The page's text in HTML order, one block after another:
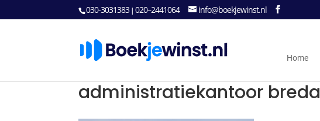
030-3031383|020–2441064 info@boekjewinst.nl
Home
administratiekantoor breda